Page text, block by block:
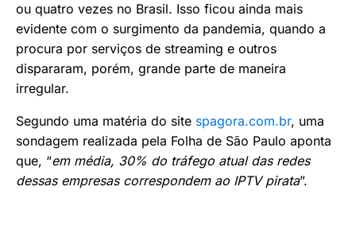
ou quatro vezes no Brasil. Isso ficou ainda mais
evidente com o surgimento da pandemia, quando a
procura por serviços de streaming e outros
dispararam, porém, grande parte de maneira
irregular.
Segundo uma matéria do site spagora.com.br, uma
sondagem realizada pela Folha de São Paulo aponta
que, “em média, 30% do tráfego atual das redes
dessas empresas correspondem ao IPTV pirata”.